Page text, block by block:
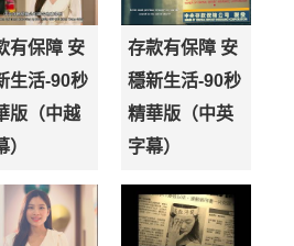
有保障 安
生活-90秒
版（中越
）
存款有保障 安
穩新生活-90秒
精華版（中英
字幕）